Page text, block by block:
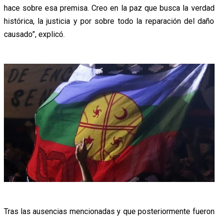
hace sobre esa premisa. Creo en la paz que busca la verdad
histórica, la justicia y por sobre todo la reparación del daño
causado”, explicó.
Tras las ausencias mencionadas y que posteriormente fueron